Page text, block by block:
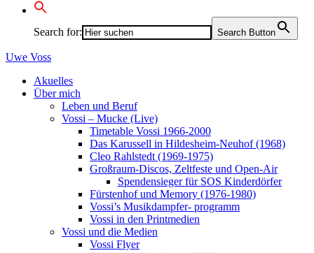
Search for: Search Button
Uwe Voss
Akuelles
Über mich
Leben und Beruf
Vossi – Mucke (Live)
Timetable Vossi 1966-2000
Das Karussell in Hildesheim-Neuhof (1968)
Cleo Rahlstedt (1969-1975)
Großraum-Discos, Zeltfeste und Open-Air
Spendensieger für SOS Kinderdörfer
Fürstenhof und Memory (1976-1980)
Vossi’s Musikdampfer- programm
Vossi in den Printmedien
Vossi und die Medien
Vossi Flyer